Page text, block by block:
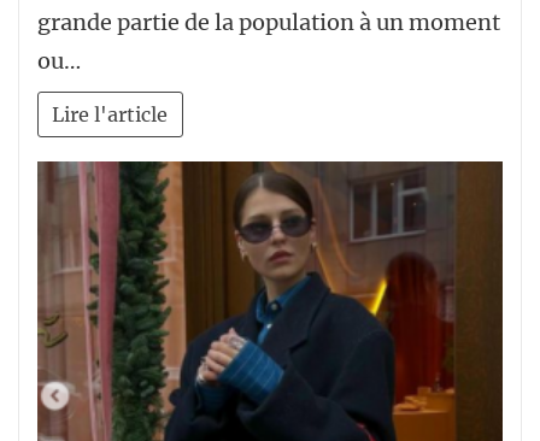
grande partie de la population à un moment
ou…
Lire l'article